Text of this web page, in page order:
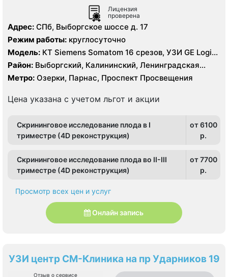
Лицензия
проверена
Адрес: СПб, Выборгское шоссе д. 17
Режим работы: круглосуточно
Модель: КТ Siemens Somatom 16 срезов, УЗИ GE Logiq
S8
Район: Выборгский, Калининский, Ленинградская
область, Приморский
Метро: Озерки, Парнас, Проспект Просвещения
Цена указана с учетом льгот и акции
Скрининговое исследование плода в I
триместре (4D реконструкция)
от 6100
p.
Скрининговое исследование плода во II-III
триместре (4D реконструкция)
от 7700
p.
Просмотр всех цен и услуг
Онлайн запись
УЗИ центр СМ-Клиника на пр Ударников 19
Отзыв о сервисе